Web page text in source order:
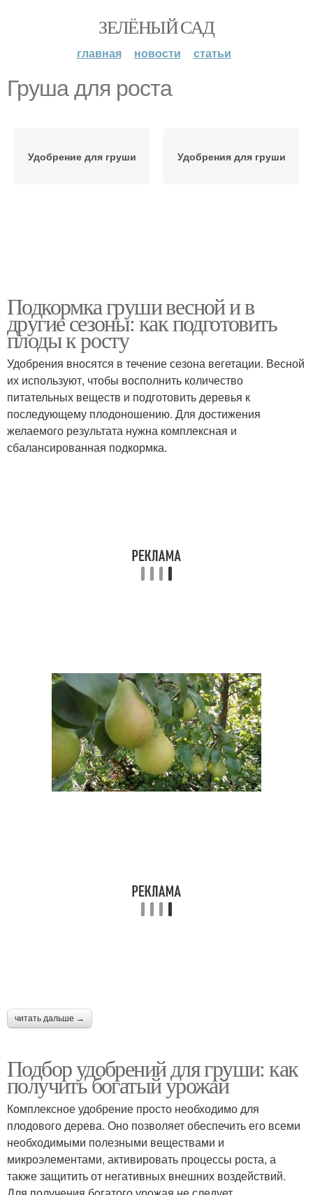
ЗЕЛЁНЫЙ САД
главная новости статьи
Груша для роста
Удобрение для груши Удобрения для груши
Подкормка груши весной и в
другие сезоны: как подготовить
плоды к росту
Удобрения вносятся в течение сезона вегетации. Весной
их используют, чтобы восполнить количество
питательных веществ и подготовить деревья к
последующему плодоношению. Для достижения
желаемого результата нужна комплексная и
сбалансированная подкормка.
читать дальше →
Подбор удобрений для груши: как
получить богатый урожай
Комплексное удобрение просто необходимо для
плодового дерева. Оно позволяет обеспечить его всеми
необходимыми полезными веществами и
микроэлементами, активировать процессы роста, а
также защитить от негативных внешних воздействий.